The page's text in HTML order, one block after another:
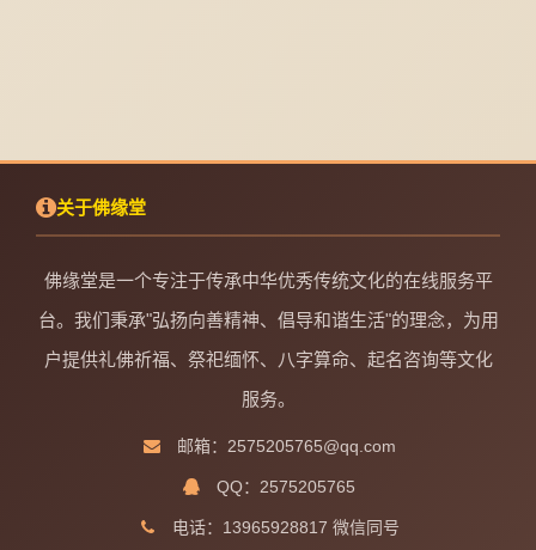
关于佛缘堂
佛缘堂是一个专注于传承中华优秀传统文化的在线服务平
台。我们秉承"弘扬向善精神、倡导和谐生活"的理念，为用
户提供礼佛祈福、祭祀缅怀、八字算命、起名咨询等文化
服务。
邮箱：2575205765@qq.com
QQ：2575205765
电话：13965928817 微信同号